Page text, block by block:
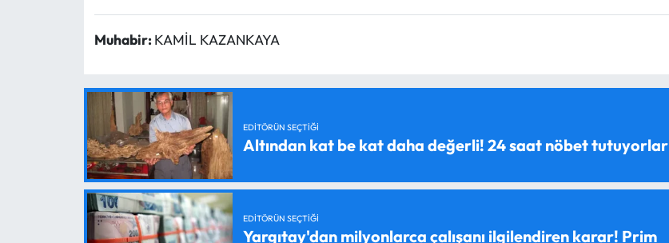
Muhabir: KAMİL KAZANKAYA
EDITÖRÜN SEÇTIĞI
Altından kat be kat daha değerli! 24 saat nöbet tutuyorlar
EDITÖRÜN SEÇTIĞI
Yargıtay'dan milyonlarca çalışanı ilgilendiren karar! Prim